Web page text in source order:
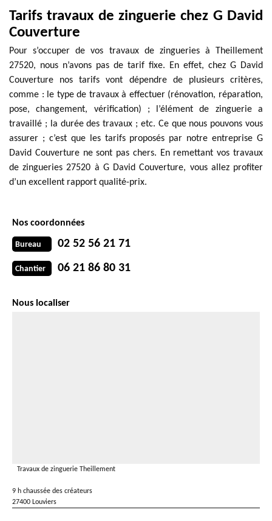
Tarifs travaux de zinguerie chez G David
Couverture
Pour s’occuper de vos travaux de zingueries à Theillement
27520, nous n’avons pas de tarif fixe. En effet, chez G David
Couverture nos tarifs vont dépendre de plusieurs critères,
comme : le type de travaux à effectuer (rénovation, réparation,
pose, changement, vérification) ; l’élément de zinguerie a
travaillé ; la durée des travaux ; etc. Ce que nous pouvons vous
assurer ; c’est que les tarifs proposés par notre entreprise G
David Couverture ne sont pas chers. En remettant vos travaux
de zingueries 27520 à G David Couverture, vous allez profiter
d’un excellent rapport qualité-prix.
Nos coordonnées
Bureau 02 52 56 21 71
Chantier 06 21 86 80 31
Nous localiser
Travaux de zinguerie Theillement
9 h chaussée des créateurs
27400 Louviers